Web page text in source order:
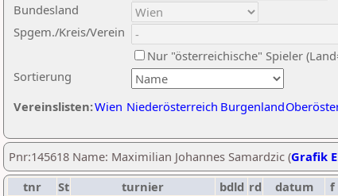
Sortierung
Bundesland
Spgem./Kreis/Verein
Nur "österreichische" Spieler
Vereinslisten:Wien Niederösterreich Burgenland
Pnr:145618 Name: Maximilian Johannes Samardzic (Grafik
tnr
St turnier bdld rd datum f